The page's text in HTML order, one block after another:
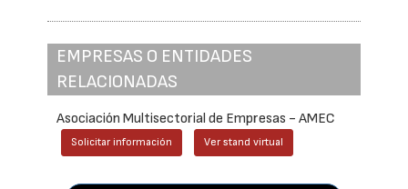
EMPRESAS O ENTIDADES
RELACIONADAS
Asociación Multisectorial de Empresas - AMEC
Solicitar información Ver stand virtual